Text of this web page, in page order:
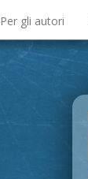
Per gli autori